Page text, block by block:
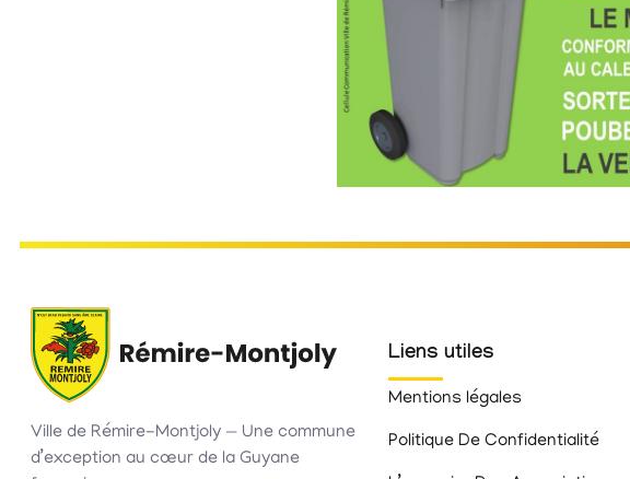
Ville de Rémire-Montjoly — Une commune
d’exception au cœur de la Guyane
Liens utiles
Mentions légales
Politique De Confidentialité